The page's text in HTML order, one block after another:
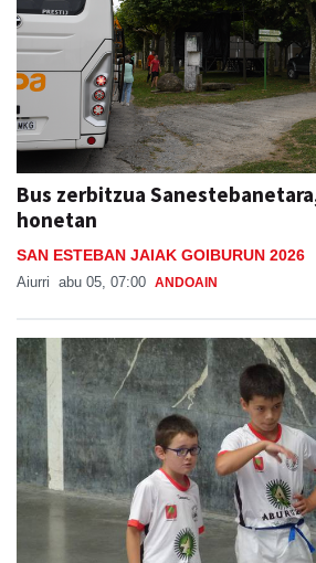
Bus zerbitzua
honetan
SAN ESTEBAN JAIAK GOIBURUN 2026
Aiurri abu 05, 07:00 ANDOAIN